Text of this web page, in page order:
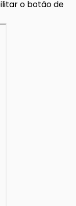
o botão de